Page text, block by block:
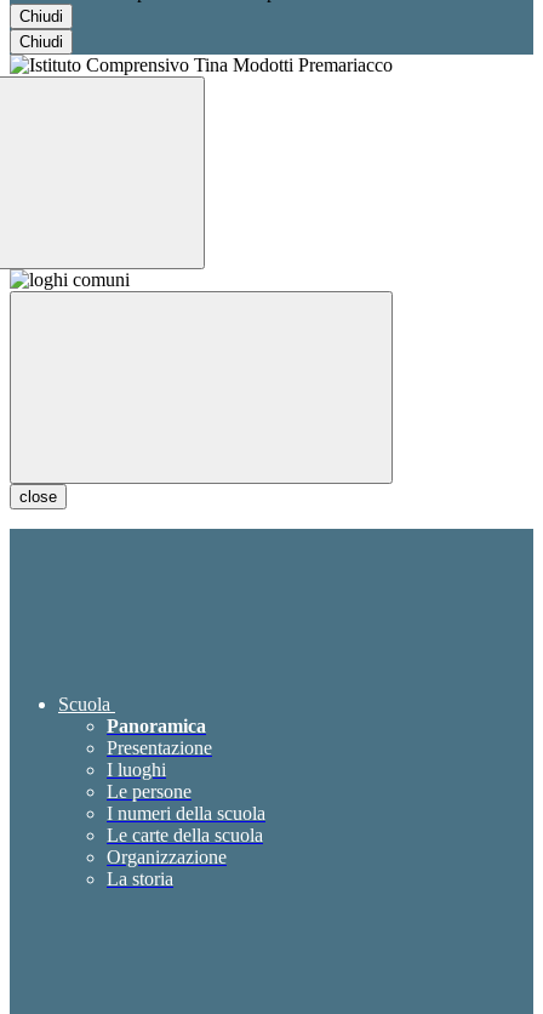
Chiudi
Chiudi
close
Scuola
Panoramica
Presentazione
I luoghi
Le persone
I numeri della scuola
Le carte della scuola
Organizzazione
La storia